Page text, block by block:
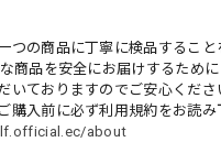
つの商品に丁寧に検品すること
商品を安全にお届けするため
いておりますのでご安心くださ
購入前に必ず利用規約をお読み
about